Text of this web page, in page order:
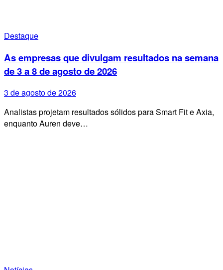
Destaque
As empresas que divulgam resultados na semana
de 3 a 8 de agosto de 2026
3 de agosto de 2026
Analistas projetam resultados sólidos para Smart Fit e Axia,
enquanto Auren deve…